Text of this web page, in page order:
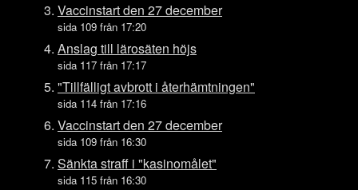
Ons 22 juli
Tis 21 juli
Mån 20 juli
Sön 19 juli
Lör 18 juli
Fre 17 juli
Tors 16 juli
Ons 15 juli
Vaccinstart den 27 december
sida 109 från 17:20
Anslag till lärosäten höjs
sida 117 från 17:17
"Tillfälligt avbrott i återhämtningen"
sida 114 från 17:16
Vaccinstart den 27 december
sida 109 från 16:30
Sänkta straff i "kasinomålet"
sida 115 från 16:30